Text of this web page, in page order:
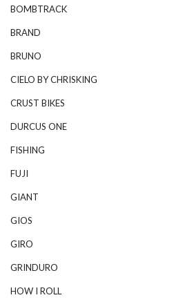
BOMBTRACK
BRAND
BRUNO
CIELO BY CHRISKING
CRUST BIKES
DURCUS ONE
FISHING
FUJI
GIANT
GIOS
GIRO
GRINDURO
HOW I ROLL